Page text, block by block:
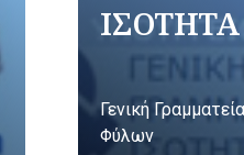
Γενική
Φύλων